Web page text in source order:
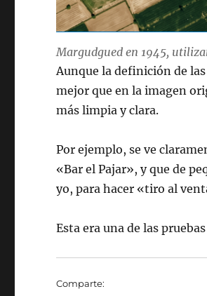
Margudgued en 1945,
Aunque la definición de
mejor que en la imagen
más limpia y clara.
Por ejemplo, se ve
«Bar el Pajar», y que de
yo, para hacer «tiro al
Esta era una de las
Comparte: